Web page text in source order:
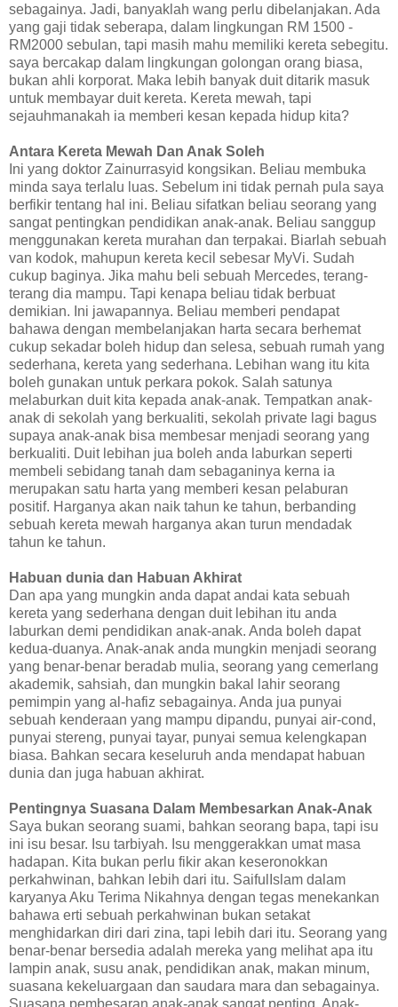
sebagainya. Jadi, banyaklah wang perlu dibelanjakan. Ada
yang gaji tidak seberapa, dalam lingkungan RM 1500 -
RM2000 sebulan, tapi masih mahu memiliki kereta sebegitu.
saya bercakap dalam lingkungan golongan orang biasa,
bukan ahli korporat. Maka lebih banyak duit ditarik masuk
untuk membayar duit kereta. Kereta mewah, tapi
sejauhmanakah ia memberi kesan kepada hidup kita?
Antara Kereta Mewah Dan Anak Soleh
Ini yang doktor Zainurrasyid kongsikan. Beliau membuka
minda saya terlalu luas. Sebelum ini tidak pernah pula saya
berfikir tentang hal ini. Beliau sifatkan beliau seorang yang
sangat pentingkan pendidikan anak-anak. Beliau sanggup
menggunakan kereta murahan dan terpakai. Biarlah sebuah
van kodok, mahupun kereta kecil sebesar MyVi. Sudah
cukup baginya. Jika mahu beli sebuah Mercedes, terang-
terang dia mampu. Tapi kenapa beliau tidak berbuat
demikian. Ini jawapannya. Beliau memberi pendapat
bahawa dengan membelanjakan harta secara berhemat
cukup sekadar boleh hidup dan selesa, sebuah rumah yang
sederhana, kereta yang sederhana. Lebihan wang itu kita
boleh gunakan untuk perkara pokok. Salah satunya
melaburkan duit kita kepada anak-anak. Tempatkan anak-
anak di sekolah yang berkualiti, sekolah private lagi bagus
supaya anak-anak bisa membesar menjadi seorang yang
berkualiti. Duit lebihan jua boleh anda laburkan seperti
membeli sebidang tanah dam sebaganinya kerna ia
merupakan satu harta yang memberi kesan pelaburan
positif. Harganya akan naik tahun ke tahun, berbanding
sebuah kereta mewah harganya akan turun mendadak
tahun ke tahun.
Habuan dunia dan Habuan Akhirat
Dan apa yang mungkin anda dapat andai kata sebuah
kereta yang sederhana dengan duit lebihan itu anda
laburkan demi pendidikan anak-anak. Anda boleh dapat
kedua-duanya. Anak-anak anda mungkin menjadi seorang
yang benar-benar beradab mulia, seorang yang cemerlang
akademik, sahsiah, dan mungkin bakal lahir seorang
pemimpin yang al-hafiz sebagainya. Anda jua punyai
sebuah kenderaan yang mampu dipandu, punyai air-cond,
punyai stereng, punyai tayar, punyai semua kelengkapan
biasa. Bahkan secara keseluruh anda mendapat habuan
dunia dan juga habuan akhirat.
Pentingnya Suasana Dalam Membesarkan Anak-Anak
Saya bukan seorang suami, bahkan seorang bapa, tapi isu
ini isu besar. Isu tarbiyah. Isu menggerakkan umat masa
hadapan. Kita bukan perlu fikir akan keseronokkan
perkahwinan, bahkan lebih dari itu. SaifulIslam dalam
karyanya Aku Terima Nikahnya dengan tegas menekankan
bahawa erti sebuah perkahwinan bukan setakat
menghidarkan diri dari zina, tapi lebih dari itu. Seorang yang
benar-benar bersedia adalah mereka yang melihat apa itu
lampin anak, susu anak, pendidikan anak, makan minum,
suasana kekeluargaan dan saudara mara dan sebagainya.
Suasana pembesaran anak-anak sangat penting. Anak-